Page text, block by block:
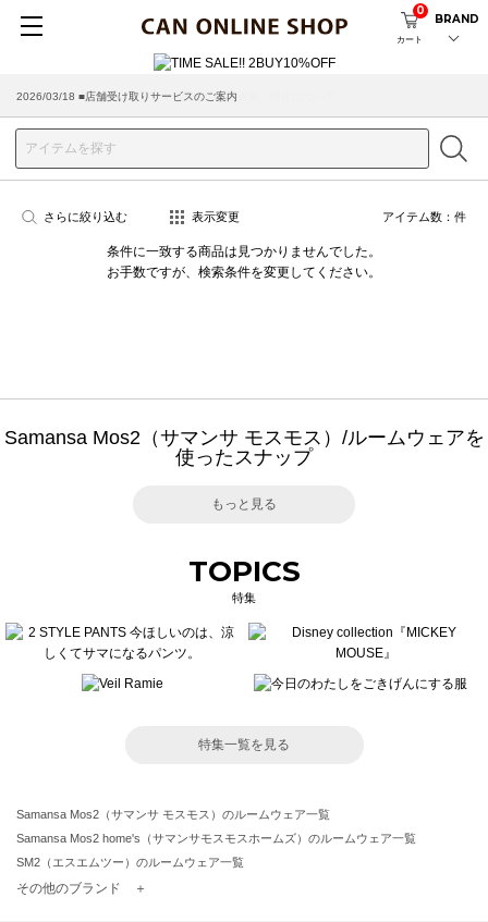
カート
0
BRAND
2026/03/18 ■店舗受け取りサービスのご案内
さらに絞り込む 表示変更 アイテム数： 件
条件に一致する商品は見つかりませんでした。
お手数ですが、検索条件を変更してください。
Samansa Mos2（サマンサ モスモス）/ルームウェアを
使ったスナップ
もっと見る
TOPICS
特集
特集一覧を見る
Samansa Mos2（サマンサ モスモス）のルームウェア一覧
Samansa Mos2 home's（サマンサモスモスホームズ）のルームウェア一覧
SM2（エスエムツー）のルームウェア一覧
TSUHARU by Samansa Mos2（ツハルバイサマンサモスモス）のルームウェア一覧
その他のブランド ＋